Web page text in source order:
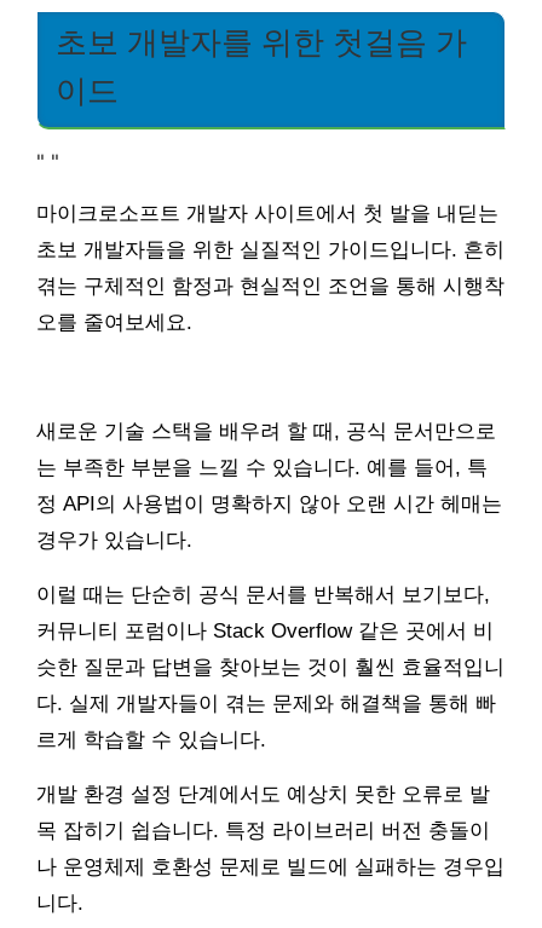
초보 개발자를 위한 첫걸음 가
이드
" "
마이크로소프트 개발자 사이트에서 첫 발을 내딛는
초보 개발자들을 위한 실질적인 가이드입니다. 흔히
겪는 구체적인 함정과 현실적인 조언을 통해 시행착
오를 줄여보세요.
새로운 기술 스택을 배우려 할 때, 공식 문서만으로
는 부족한 부분을 느낄 수 있습니다. 예를 들어, 특
정 API의 사용법이 명확하지 않아 오랜 시간 헤매는
경우가 있습니다.
이럴 때는 단순히 공식 문서를 반복해서 보기보다,
커뮤니티 포럼이나 Stack Overflow 같은 곳에서 비
슷한 질문과 답변을 찾아보는 것이 훨씬 효율적입니
다. 실제 개발자들이 겪는 문제와 해결책을 통해 빠
르게 학습할 수 있습니다.
개발 환경 설정 단계에서도 예상치 못한 오류로 발
목 잡히기 쉽습니다. 특정 라이브러리 버전 충돌이
나 운영체제 호환성 문제로 빌드에 실패하는 경우입
니다.